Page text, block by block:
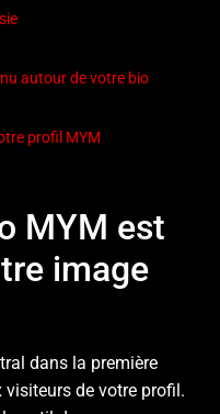
autour de votre bio
profil MYM
MYM est
image
dans la première
de votre profil.